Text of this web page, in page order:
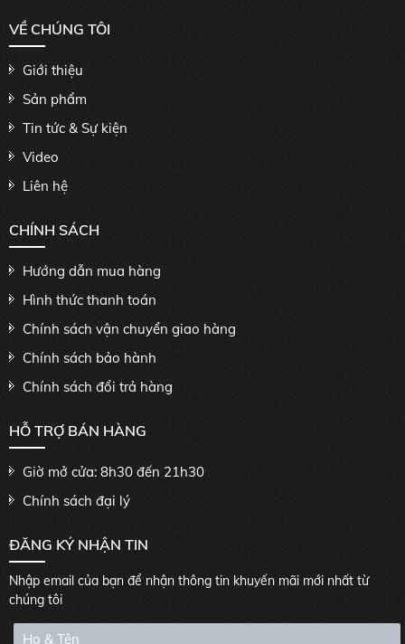
VỀ CHÚNG TÔI
Giới thiệu
Sản phẩm
Tin tức & Sự kiện
Video
Liên hệ
CHÍNH SÁCH
Hướng dẫn mua hàng
Hình thức thanh toán
Chính sách vận chuyển giao hàng
Chính sách bảo hành
Chính sách đổi trả hàng
HỖ TRỢ BÁN HÀNG
Giờ mở cửa: 8h30 đến 21h30
Chính sách đại lý
ĐĂNG KÝ NHẬN TIN
Nhập email của bạn để nhận thông tin khuyến mãi mới nhất từ
chúng tôi